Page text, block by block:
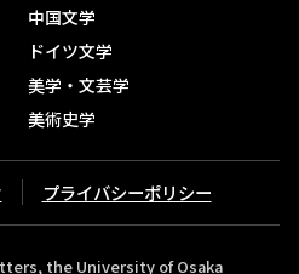
共同研究（実施済のもの）
事務手続（研究科内限定）
（人文学研究科・文学部）
中国文学
ドイツ文学
美学・文芸学
美術史学
プライバシーポリシー
the University of Osaka